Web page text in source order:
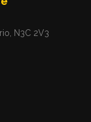
N3C 2V3